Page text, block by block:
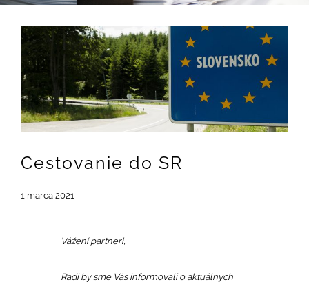
Zobraziť
väčší
obrázok
Cestovanie do SR
1 marca 2021
Vážení partneri,
Radi by sme Vás informovali o aktuálnych